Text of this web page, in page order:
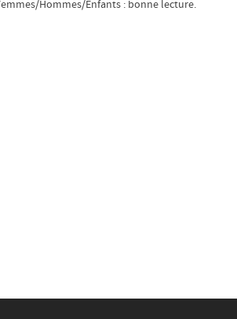
Hommes/Enfants : bonne lecture.